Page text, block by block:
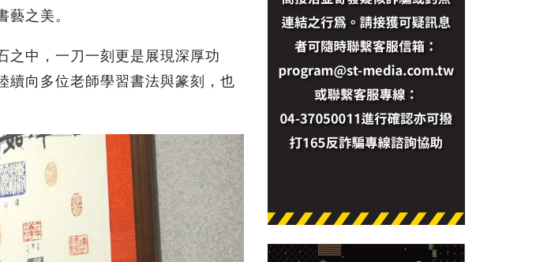
之美。
之中，一刀一刻更是展現深厚功
續向多位老師學習書法與篆刻，也